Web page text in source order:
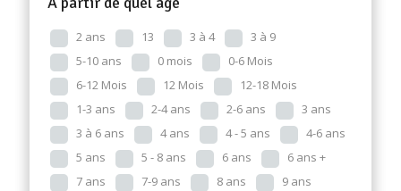
2 ans 13 3 à 4
3 à 9
5-10 ans
0 mois
0-6 Mois
6-12 Mois
12 Mois
12-18 Mois
1-3 ans
2-4 ans 2-6 ans
3 ans
3 à 6 ans
4 ans 4 - 5 ans
4-6 ans
5 ans
5 - 8 ans 6 ans
6 ans +
7 ans
7-9 ans 8 ans
9 ans